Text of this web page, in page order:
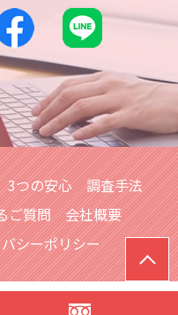
3つの安心
調査手法
ご質問
会社概要
シーポリシー
ャパンエール】へ｜埼玉ほ